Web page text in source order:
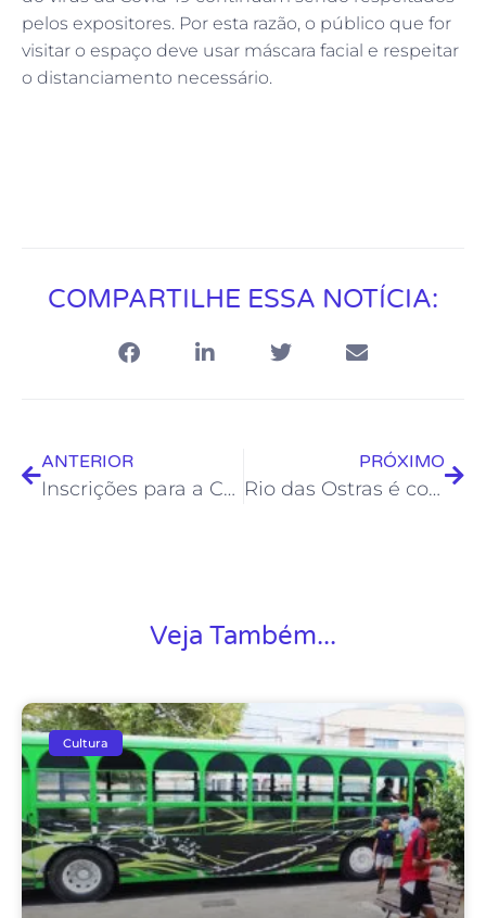
pelos expositores. Por esta razão, o público que for
visitar o espaço deve usar máscara facial e respeitar
o distanciamento necessário.
COMPARTILHE ESSA NOTÍCIA:
ANTERIOR
Inscrições para a Chamada de Ocupação da Concha Acústica, em Rio das Ostras, estão abertas
PRÓXIMO
Rio das Ostras é contemplado no Programa Laboratório de Cidades Criativas
Veja Também...
Cultura